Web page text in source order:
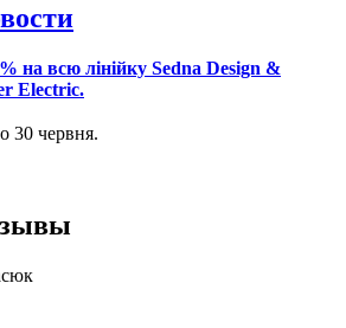
на всю лінійку Sedna Design &
Electric.
30 червня.